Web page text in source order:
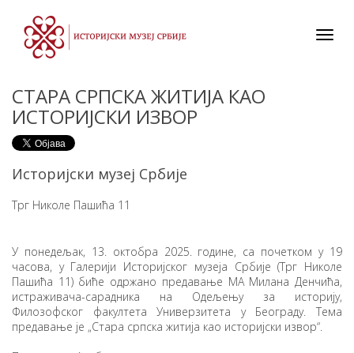
СТАРА СРПСКА ЖИТИЈА КАО
ИСТОРИЈСКИ ИЗВОР
Историјски музеј Србије
Трг Николе Пашића 11
У понедељак, 13. октобра 2025. године, са почетком у 19
часова, у Галерији Историјског музеја Србије (Трг Николе
Пашића 11) биће одржано предавање МА Милана Денчића,
истраживача-сарадника на Одељењу за историју,
Филозофског факултета Универзитета у Београду. Тема
предавање је „Стара српска житија као историјски извор“.